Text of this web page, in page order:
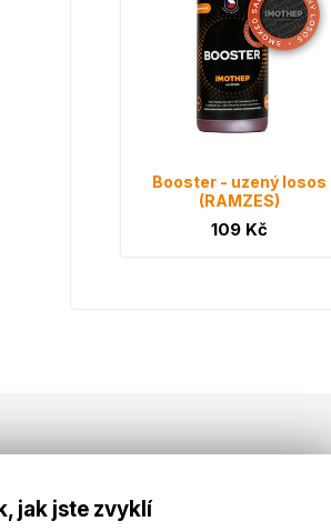
Booster - uzený losos
(RAMZES)
109 Kč
jak jste zvyklí